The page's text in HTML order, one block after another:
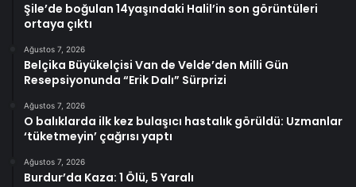
Şile’de boğulan 14yaşındaki Halil’in son görüntüleri
ortaya çıktı
Ağustos 7, 2026
Belçika Büyükelçisi Van de Velde’den Milli Gün
Resepsiyonunda “Erik Dalı” Sürprizi
Ağustos 7, 2026
O balıklarda ilk kez bulaşıcı hastalık görüldü: Uzmanlar
‘tüketmeyin’ çağrısı yaptı
Ağustos 7, 2026
Burdur’da Kaza: 1 Ölü, 5 Yaralı